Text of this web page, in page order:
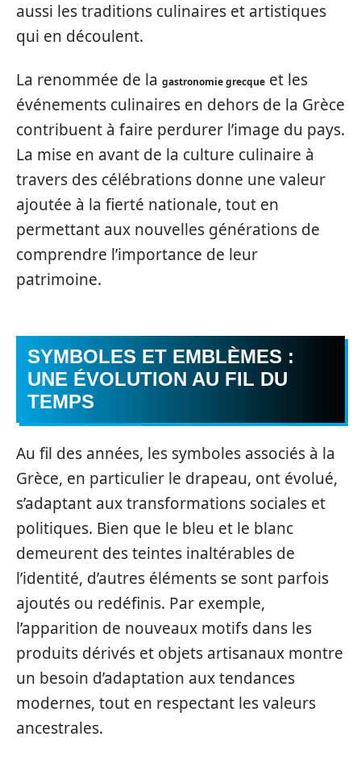
aussi les traditions culinaires et artistiques
qui en découlent.
La renommée de la gastronomie grecque et les
événements culinaires en dehors de la Grèce
contribuent à faire perdurer l’image du pays.
La mise en avant de la culture culinaire à
travers des célébrations donne une valeur
ajoutée à la fierté nationale, tout en
permettant aux nouvelles générations de
comprendre l’importance de leur
patrimoine.
SYMBOLES ET EMBLÈMES :
UNE ÉVOLUTION AU FIL DU
TEMPS
Au fil des années, les symboles associés à la
Grèce, en particulier le drapeau, ont évolué,
s’adaptant aux transformations sociales et
politiques. Bien que le bleu et le blanc
demeurent des teintes inaltérables de
l’identité, d’autres éléments se sont parfois
ajoutés ou redéfinis. Par exemple,
l’apparition de nouveaux motifs dans les
produits dérivés et objets artisanaux montre
un besoin d’adaptation aux tendances
modernes, tout en respectant les valeurs
ancestrales.